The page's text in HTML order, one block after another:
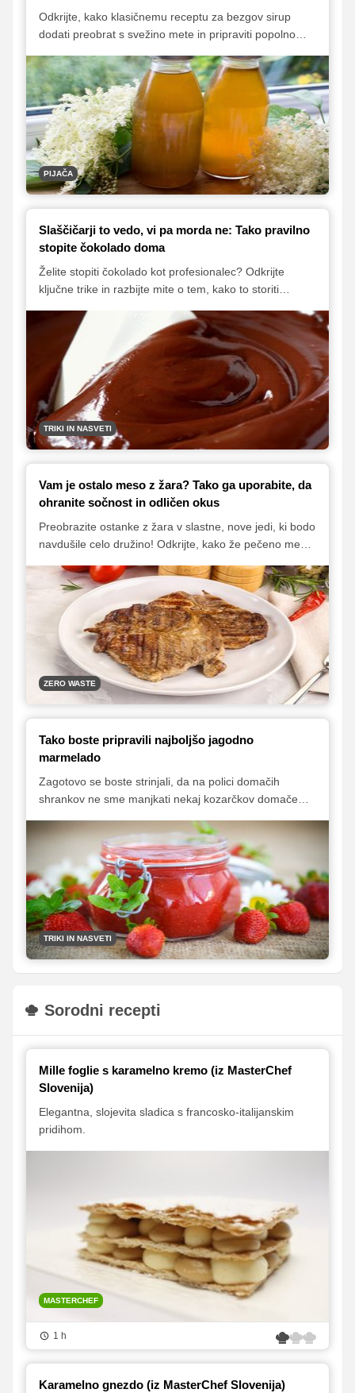
Odkrijte, kako klasičnemu receptu za bezgov sirup
dodati preobrat s svežino mete in pripraviti popolno
pripravo in shranjevanje dišečega napitka, ki v vas
prebudi najlepše spomine.
PIJAČA
Slaščičarji to vedo, vi pa morda ne: Tako pravilno
stopite čokolado doma
Želite stopiti čokolado kot profesionalec? Odkrijte
ključne trike in razbijte mite o tem, kako to storiti
preprečevanja neželenih posledic, ta članek vam bo
pomagal doseči gladko, sijočo čokolado za vaše
sladice. Naučite se skrivnosti, ki jih poznajo le izkušeni
slaščičarji.
TRIKI IN NASVETI
Vam je ostalo meso z žara? Tako ga uporabite, da
ohranite sočnost in odličen okus
Preobrazite ostanke z žara v slastne, nove jedi, ki bodo
navdušile celo družino! Odkrijte, kako že pečeno meso
preprostimi triki.
ZERO WASTE
Tako boste pripravili najboljšo jagodno
marmelado
Zagotovo se boste strinjali, da na polici domačih
shrankov ne sme manjkati nekaj kozarčkov domače
pomladi, je jagodna marmelada. Da boste iz svežih
jagod pripravili resnično najboljšo marmelado, smo
vam v nadaljevanju pripravili nekaj trikov in nasvetov, ki
jih morate pri pripravi nujno upoštevati. Zagotavljamo
vam, da boste zadovoljni s končnim izdelkom.
TRIKI IN NASVETI
Sorodni recepti
Mille foglie s karamelno kremo (iz MasterChef
Slovenija)
Elegantna, slojevita sladica s francosko-italijanskim
pridihom.
MASTERCHEF
1 h
Karamelno gnezdo (iz MasterChef Slovenija)